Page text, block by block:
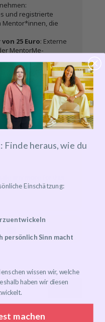
und registrierte
Mentor*innen, die
25 Euro: Externe
MentorMe-
heraus, wie du
Einschätzung:
persönlich Sinn macht
wissen wir, welche
haben wir diesen
machen